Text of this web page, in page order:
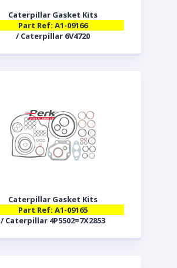
Caterpillar Gasket Kits
Part Ref: A1-09166
/ Caterpillar 6V4720
Caterpillar Gasket Kits
Part Ref: A1-09165
/ Caterpillar 4P5502=7X2853